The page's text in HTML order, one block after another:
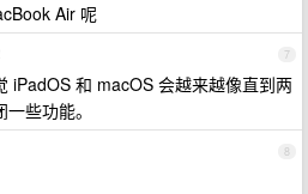
Air 呢
7
iPadOS 和 macOS 会越来越像直到两
些功能。
8